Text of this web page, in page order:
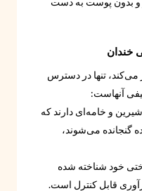
خندان
می‌کند، تنها در دسترس
آنهاست:
و خامه‌ای دارند که
گنجانده می‌شوند،
خود شناخته شده
قابل کنترل است.